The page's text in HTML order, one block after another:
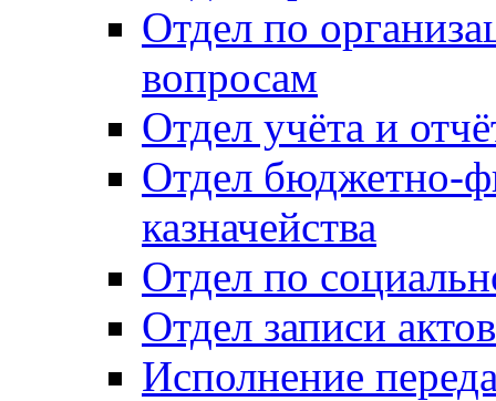
Отдел по
вопросам
Отдел учёта и
Отдел бюджетно-
казначейства
Отдел по
Отдел записи
Исполнение